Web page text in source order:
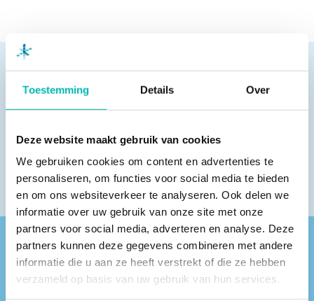
Toestemming Details Over
Deze website maakt gebruik van cookies
We gebruiken cookies om content en advertenties te
personaliseren, om functies voor social media te bieden
en om ons websiteverkeer te analyseren. Ook delen we
informatie over uw gebruik van onze site met onze
partners voor social media, adverteren en analyse. Deze
partners kunnen deze gegevens combineren met andere
informatie die u aan ze heeft verstrekt of die ze hebben
verzameld op basis van uw gebruik van hun services.
Pagina delen
Vind een VLR-vakbedrijf bij jou in de buurt